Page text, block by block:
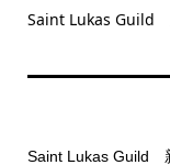
Saint Lukas Guild
Saint Lukas Guild